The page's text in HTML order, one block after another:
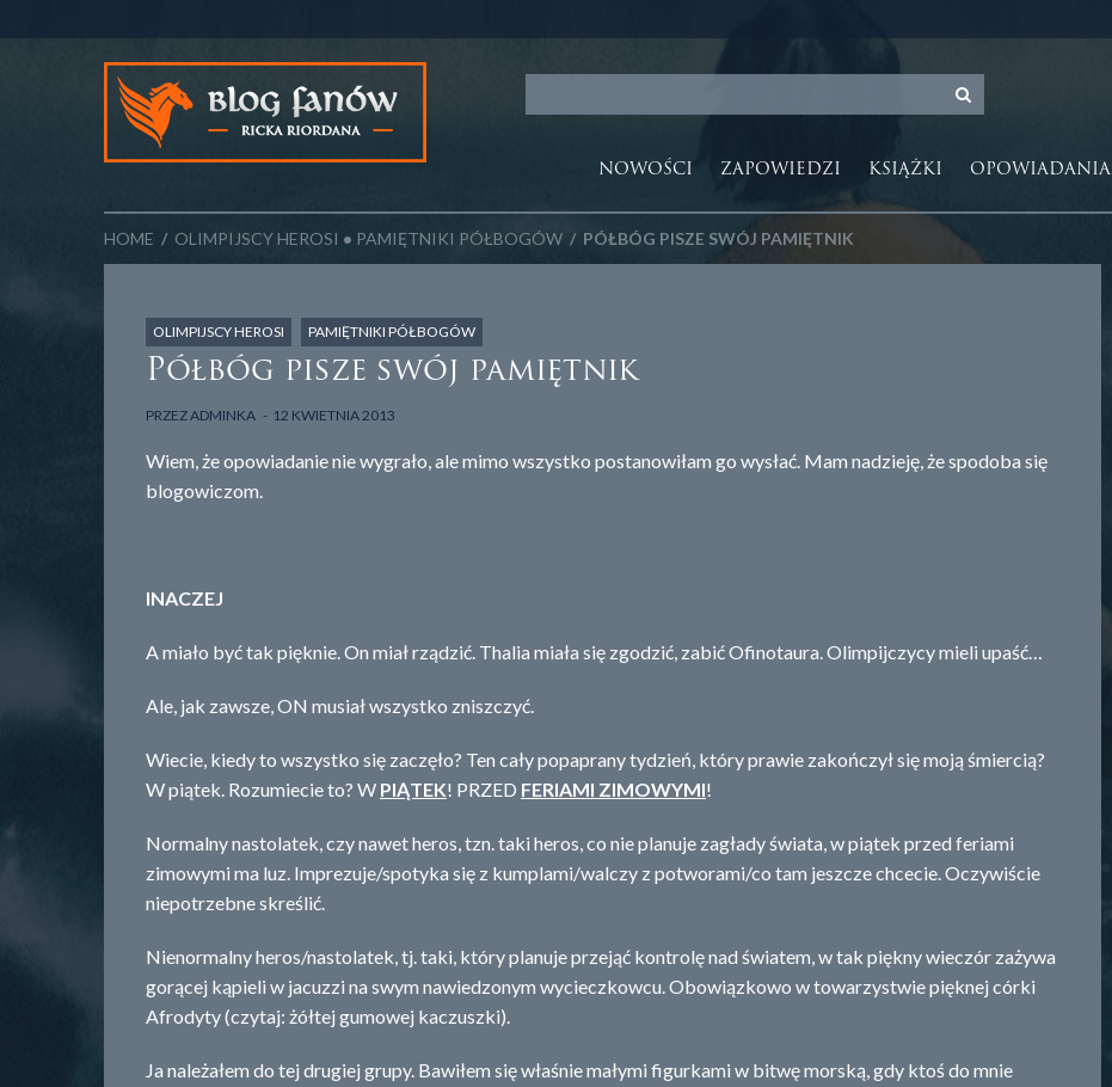
NOWOŚCI ZAPOWIEDZI KSIĄŻKI OPOWIADANIA
HOME / OLIMPIJSCY HEROSI • PAMIĘTNIKI PÓŁBOGÓW / PÓŁBÓG PISZE SWÓJ PAMIĘTNIK
OLIMPIJSCY HEROSI PAMIĘTNIKI PÓŁBOGÓW
Półbóg pisze swój pamiętnik
PRZEZADMINKA 12 KWIETNIA 2013
Wiem, że opowiadanie nie wygrało, ale mimo wszystko postanowiłam go wysłać. Mam nadzieję, że spodoba się
blogowiczom.
INACZEJ
A miało być tak pięknie. On miał rządzić. Thalia miała się zgodzić, zabić Ofinotaura. Olimpijczycy mieli upaść…
Ale, jak zawsze, ON musiał wszystko zniszczyć.
Wiecie, kiedy to wszystko się zaczęło? Ten cały popaprany tydzień, który prawie zakończył się moją śmiercią?
W piątek. Rozumiecie to? W PIĄTEK! PRZED FERIAMI ZIMOWYMI!
Normalny nastolatek, czy nawet heros, tzn. taki heros, co nie planuje zagłady świata, w piątek przed feriami
zimowymi ma luz. Imprezuje/spotyka się z kumplami/walczy z potworami/co tam jeszcze chcecie. Oczywiście
niepotrzebne skreślić.
Nienormalny heros/nastolatek, tj. taki, który planuje przejąć kontrolę nad światem, w tak piękny wieczór zażywa
gorącej kąpieli w jacuzzi na swym nawiedzonym wycieczkowcu. Obowiązkowo w towarzystwie pięknej córki
Afrodyty (czytaj: żółtej gumowej kaczuszki).
Ja należałem do tej drugiej grupy. Bawiłem się właśnie małymi figurkami w bitwę morską, gdy ktoś do mnie